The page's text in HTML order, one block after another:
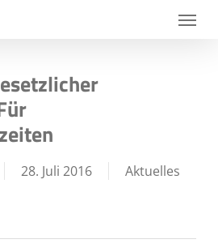
Menu
28. Juli 2016 Aktuelles